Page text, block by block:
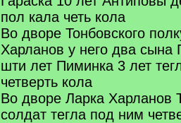
пол кала четь кола
Во дворе Тонбовского
Харланов у него два сына
шти лет Пиминка 3 лет
четверть кола
Во дворе Ларка Харланов
солдат тегла под ним